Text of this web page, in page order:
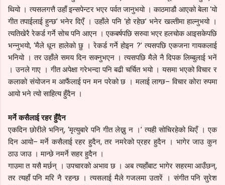
थियो । त्यसलगत्तै उहाँ इन्सपेन्टर भएर पर्वत जानुभयो । काठमाडौ आएको बेला ‘यो
गीत तपाईलाई हुन्छ’ भनेर दिएँ । उहाँले पनि ‘हो रहेछ’ भनेर खल्तीमा हाल्नुभयो ।
त्यतिखेरै रेकर्ड गर्ने सोच पनि आएन । एकबर्षपछि सरुवा भएर हलचोक आइसकेपछि
भन्नुभयो, ‘मैले धून हालेको छु । रेकर्ड गर्ने होइन ?’ त्यसपछि एकजना गायकलाई
भनियो । तर उहाँले समय दिन सक्नुभएन । त्यसपछि मैले नै दिपक लिम्बुलाई भनें
। उनले गाए । गीत अपेक्षा गरेभन्दा पनि बढी चर्चित भयो । यसमा भएको विचार र
कलाको संयोजन म आफैंलाई पन मन परेको छ । मलाई लाग्छ– विचार कोरा रुपमा
आयो भने त्यो साहित्य हुँदैन ।
मर्ने कसैलाई रहर हुँदैन
एकदिन छोरीले भनिन्, ‘मृत्युबारे पनि गीत लेख्नु न ।’ त्यही सोचिरहेको थिएँ । एक
दिन आयो– मर्ने कसैलाई रहर हुदैन, तर नमरेको प्रहर हुदैन । भागेर जाउ कुन
ठाउ जाउ । मान्छे नमर्ने सहर हुदैन ।
गाउमा त यसै मर्छन् । उपचारको अभाव छ । अब त्यहाँबाट भागेर सहरमा आउँछन्,
तर त्यहाँ पनि मरि नै रहन्छ । त्यसलाई मैले गजलमा उतारें । संगीत पनि सुरेश